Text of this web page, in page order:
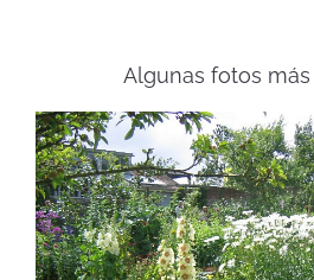
Algunas fotos